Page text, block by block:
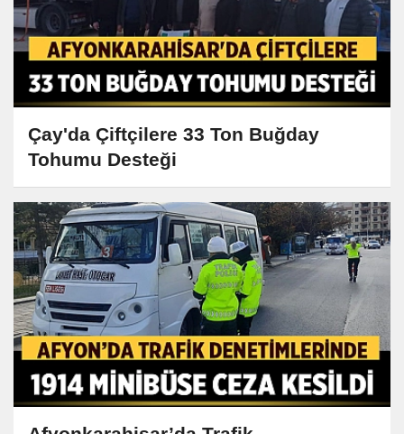
Çay'da Çiftçilere 33 Ton Buğday
Tohumu Desteği